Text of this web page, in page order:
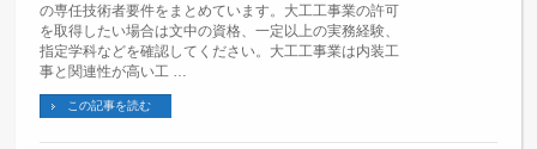
の専任技術者要件をまとめています。大工工事業の許可
を取得したい場合は文中の資格、一定以上の実務経験、
指定学科などを確認してください。大工工事業は内装工
事と関連性が高い工 …
この記事を読む